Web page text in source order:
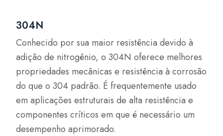
304N
Conhecido por sua maior resistência devido à
adição de nitrogênio, o 304N oferece melhores
propriedades mecânicas e resistência à corrosão
do que o 304 padrão. É frequentemente usado
em aplicações estruturais de alta resistência e
componentes críticos em que é necessário um
desempenho aprimorado.